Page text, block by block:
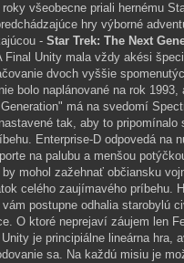
roky všeobecne priali hernému
hry výborné
- Star Trek: The Next
Final Unity mala vždy akési
dvoch vyššie
bolo naplánované na rok
má na svedomí
tak, aby to
Enterprise-D odpovedá na
na palubu a menšou
by mohol zažehnať občiansku
celého zaujímavého príbehu.
vám postupne odhalia starobylú
O ktoré neprejaví záujem len
Unity je principiálne lineárna hra,
sa. Na každú misiu je